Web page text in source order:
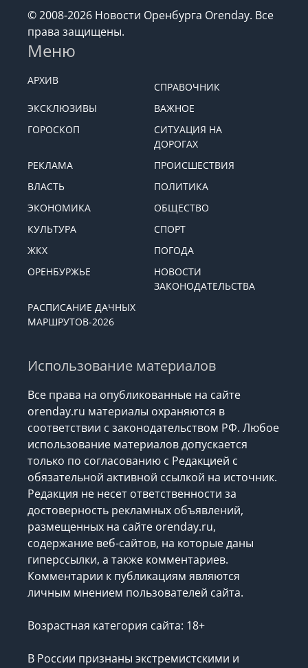
© 2008-2026 Новости Оренбурга Orenday. Все
права защищены.
Меню
АРХИВ
СПРАВОЧНИК
ЭКСКЛЮЗИВЫ
ВАЖНОЕ
ГОРОСКОП
СИТУАЦИЯ НА
ДОРОГАХ
РЕКЛАМА
ПРОИСШЕСТВИЯ
ВЛАСТЬ
ПОЛИТИКА
ЭКОНОМИКА
ОБЩЕСТВО
КУЛЬТУРА
СПОРТ
ЖКХ
ПОГОДА
ОРЕНБУРЖЬЕ
НОВОСТИ
ЗАКОНОДАТЕЛЬСТВА
РАСПИСАНИЕ ДАЧНЫХ
МАРШРУТОВ-2026
Использование материалов
Все права на опубликованные на сайте
orenday.ru материалы охраняются в
соответствии с законодательством РФ. Любое
использование материалов допускается
только по согласованию с Редакцией с
обязательной активной ссылкой на источник.
Редакция не несет ответственности за
достоверность рекламных объявлений,
размещенных на сайте orenday.ru,
содержание веб-сайтов, на которые даны
гиперссылки, а также комментариев.
Комментарии к публикациям являются
личным мнением пользователей сайта.
Возрастная категория сайта: 18+
В России признаны экстремистскими и